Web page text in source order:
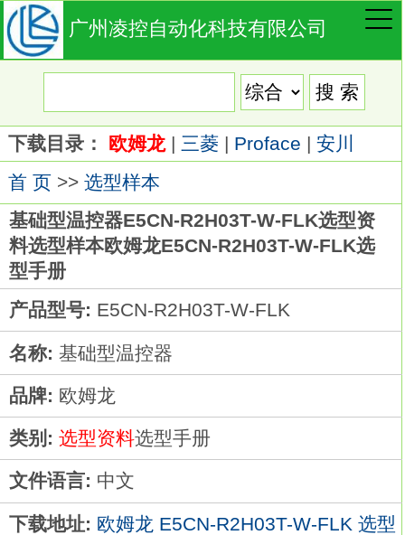
广州凌控自动化科技有限公司
下载目录： 欧姆龙| 三菱| Proface | 安川
首 页>> 选型样本
基础型温控器E5CN-R2H03T-W-FLK选型资
料选型样本欧姆龙E5CN-R2H03T-W-FLK选
型手册
产品型号: E5CN-R2H03T-W-FLK
名称: 基础型温控器
品牌: 欧姆龙
类别: 选型资料选型手册
文件语言: 中文
下载地址: 欧姆龙 E5CN-R2H03T-W-FLK 选型